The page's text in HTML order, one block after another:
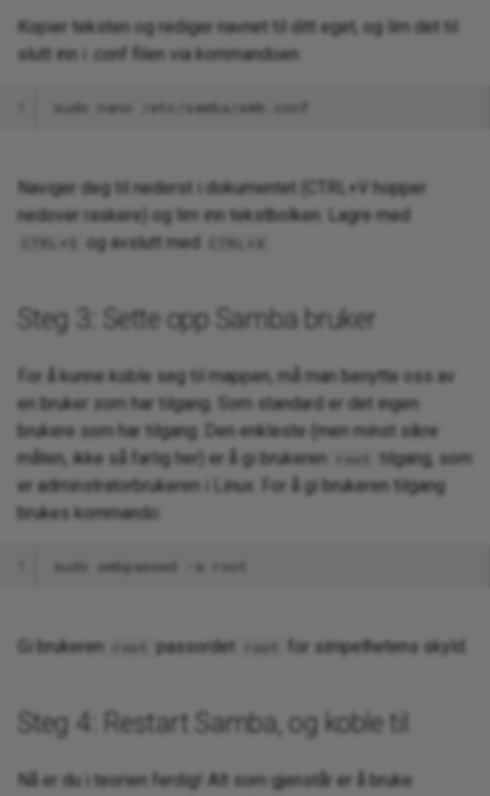
Kopier teksten og rediger navnet til ditt eget, og lim det til
slutt inn i .conf filen via kommandoen:
sudo nano
Naviger deg til nederst i dokumentet (CTRL+V hopper
nedover raskere) og lim inn tekstbolken. Lagre med
CTRL+S og avslutt med CTRL+X
Steg 3: Sette opp Samba bruker
For å kunne koble seg til mappen, må man benytte oss av
en bruker som har tilgang. Som standard er det ingen
brukere som har tilgang. Den enkleste (men minst sikre
måten, ikke så farlig her) er å gi brukeren
root
tilgang, som
er adminstratorbrukeren i Linux. For å gi brukeren tilgang
brukes kommando:
sudo smbpasswd -a
Gi brukeren root passordet root for simpelhetens skyld.
Steg 4: Restart Samba, og koble til
Nå er du i teorien ferdig! Alt som gjenstår er å bruke